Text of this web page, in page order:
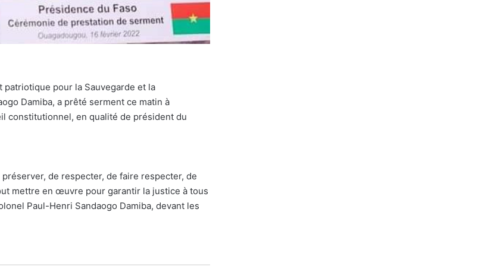
patriotique pour la Sauvegarde et la
Damiba, a prêté serment ce matin à
constitutionnel, en qualité de président du
de respecter, de faire respecter, de
mettre en œuvre pour garantir la justice à tous
Paul-Henri Sandaogo Damiba, devant les